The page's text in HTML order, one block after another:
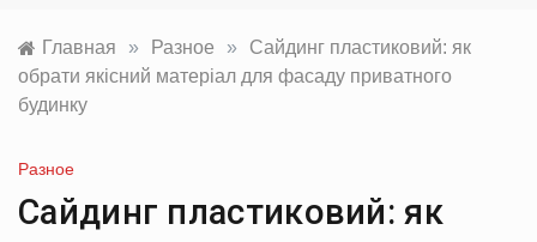
Главная » Разное »
Сайдинг пластиковий: як
обрати якісний матеріал для фасаду приватного
будинку
Разное
Сайдинг пластиковий: як